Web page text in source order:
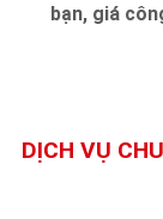
bạn, giá
DỊCH VỤ